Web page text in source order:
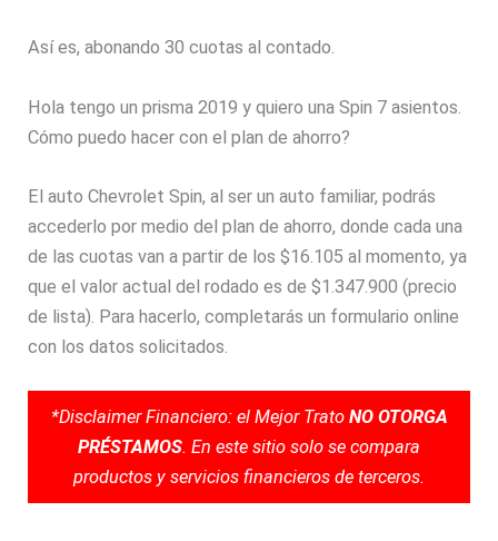
Así es, abonando 30 cuotas al contado.
Hola tengo un prisma 2019 y quiero una Spin 7 asientos.
Cómo puedo hacer con el plan de ahorro?
El auto Chevrolet Spin, al ser un auto familiar, podrás
accederlo por medio del plan de ahorro, donde cada una
de las cuotas van a partir de los $16.105 al momento, ya
que el valor actual del rodado es de $1.347.900 (precio
de lista). Para hacerlo, completarás un formulario online
con los datos solicitados.
*Disclaimer Financiero: el Mejor Trato NO OTORGA
PRÉSTAMOS. En este sitio solo se compara
productos y servicios financieros de terceros.